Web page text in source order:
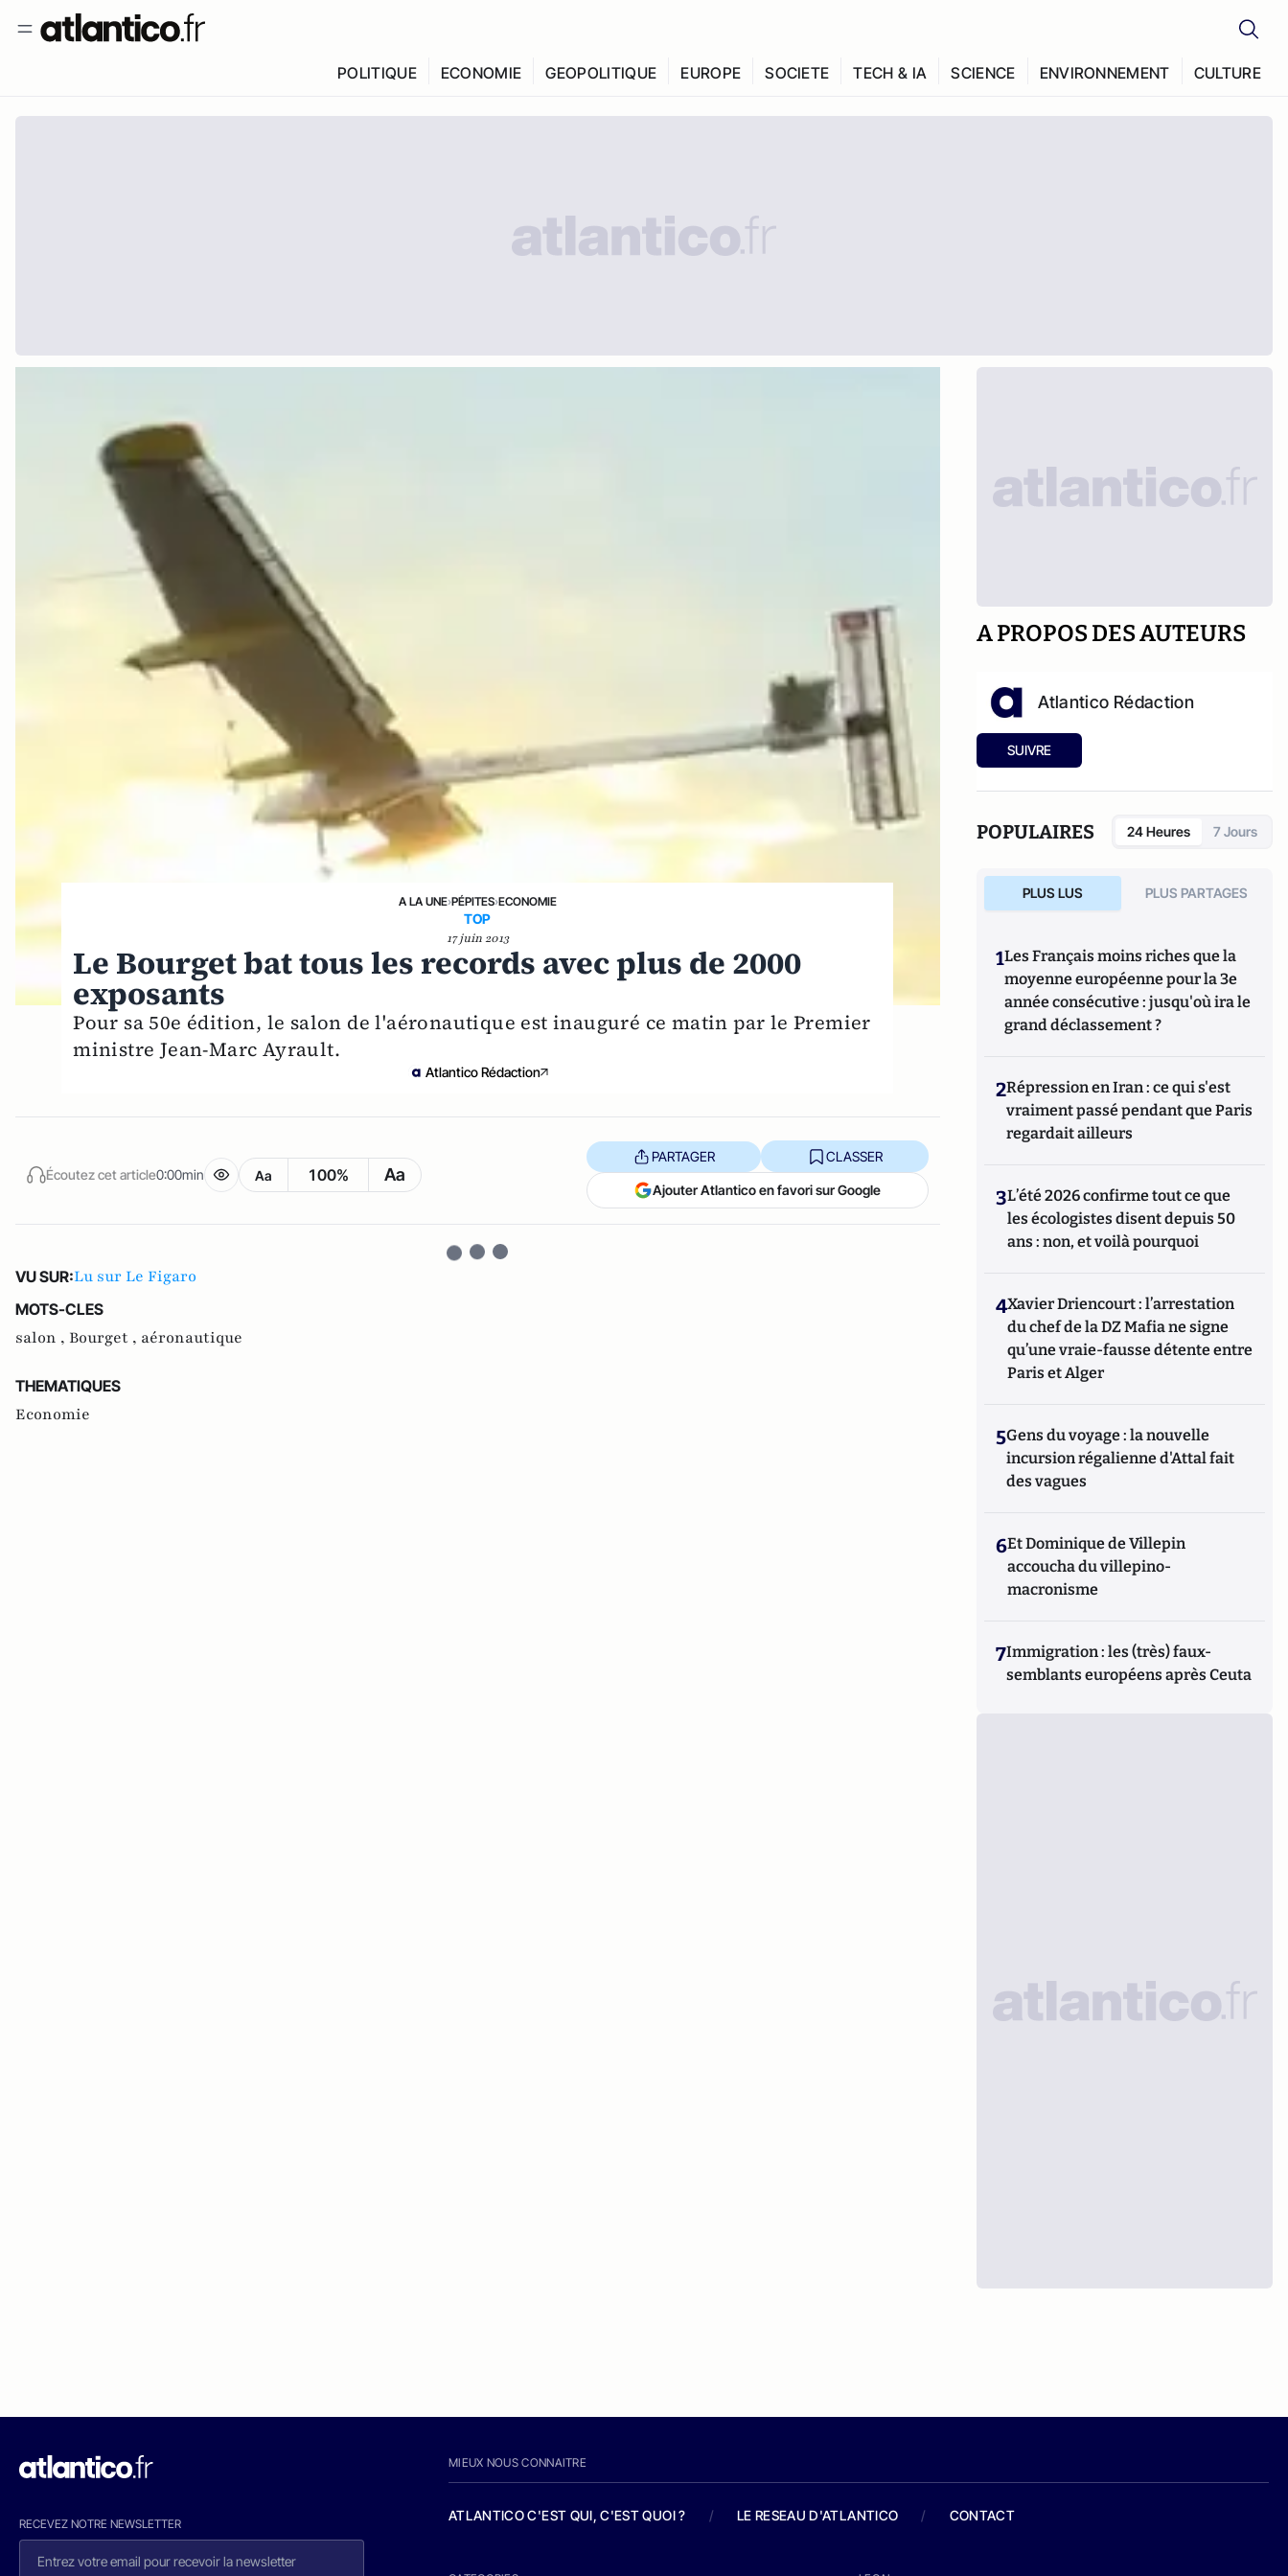
POLITIQUE ECONOMIE GEOPOLITIQUE EUROPE SOCIETE TECH & IA SCIENCE ENVIRONNEMENT CULTURE
A LA UNE›PÉPITES›ECONOMIE
TOP
17 juin 2013
Le Bourget bat tous les records avec plus de 2000
exposants
Pour sa 50e édition, le salon de l'aéronautique est inauguré ce matin par le Premier
ministre Jean-Marc Ayrault.
Atlantico Rédaction
Écoutez cet article0:00min Aa 100% Aa
PARTAGER CLASSER
Ajouter Atlantico en favori sur Google
VU SUR:Lu sur Le Figaro
MOTS-CLES
salon , Bourget , aéronautique
THEMATIQUES
Economie
A PROPOS DES AUTEURS
Atlantico Rédaction
SUIVRE
POPULAIRES 24 Heures 7 Jours
PLUS LUS PLUS PARTAGES
1Les Français moins riches que la
moyenne européenne pour la 3e
année consécutive : jusqu'où ira le
grand déclassement ?
2Répression en Iran : ce qui s'est
vraiment passé pendant que Paris
regardait ailleurs
3L’été 2026 confirme tout ce que
les écologistes disent depuis 50
ans : non, et voilà pourquoi
4Xavier Driencourt : l’arrestation
du chef de la DZ Mafia ne signe
qu’une vraie-fausse détente entre
Paris et Alger
5Gens du voyage : la nouvelle
incursion régalienne d'Attal fait
des vagues
6Et Dominique de Villepin
accoucha du villepino-
macronisme
7Immigration : les (très) faux-
semblants européens après Ceuta
RECEVEZ NOTRE NEWSLETTER
MIEUX NOUS CONNAITRE
ATLANTICO C'EST QUI, C'EST QUOI ? / LE RESEAU D'ATLANTICO / CONTACT